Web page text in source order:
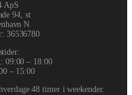
ApS
94, st
N
: 36536780
09:00 – 18:00
– 15:00
48 timer i weekender.